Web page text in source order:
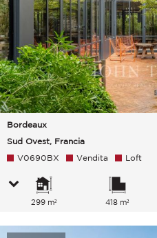
Bordeaux
Sud Ovest, Francia
V0690BX Vendita Loft
299 m² 418 m²